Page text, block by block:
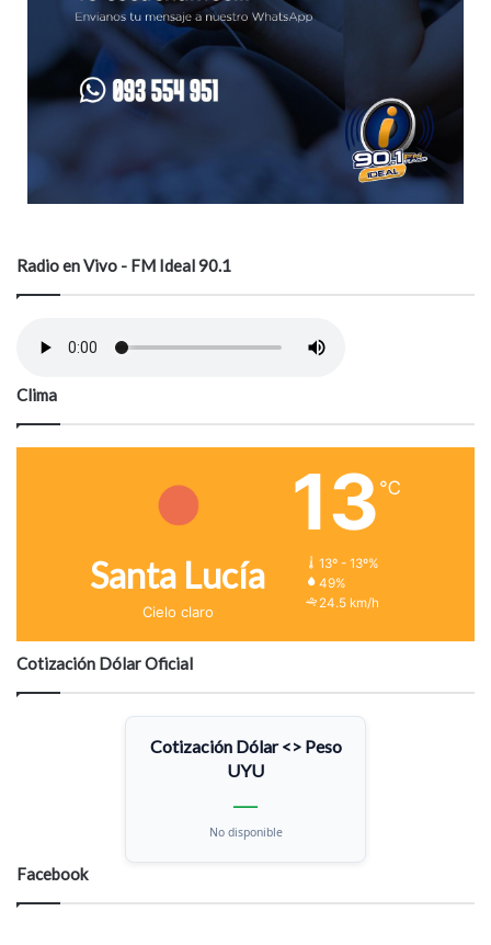
Radio en Vivo - FM Ideal 90.1
Clima
Santa Lucía
Cielo claro
13 ℃
13º - 13º%
49%
24.5 km/h
Cotización Dólar Oficial
Cotización Dólar <> Peso
UYU
—
No disponible
Facebook